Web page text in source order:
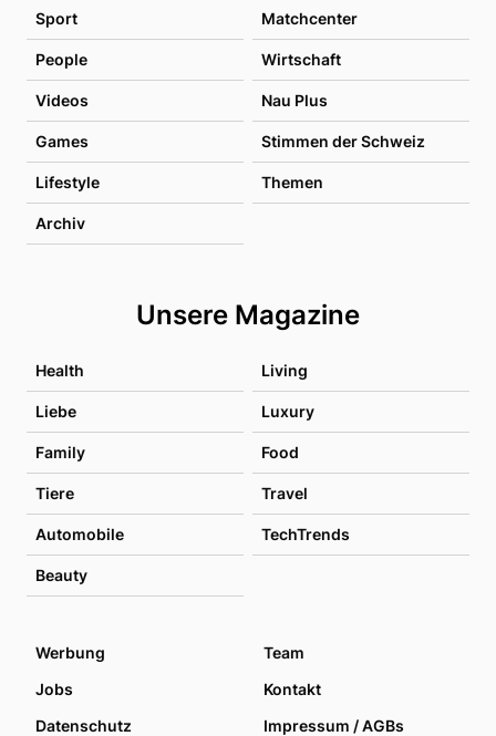
Sport Matchcenter
People Wirtschaft
Videos Nau Plus
Games Stimmen der Schweiz
Lifestyle Themen
Archiv
Unsere Magazine
Health Living
Liebe Luxury
Family Food
Tiere Travel
Automobile TechTrends
Beauty
Werbung
Team
Jobs
Kontakt
Datenschutz
Impressum / AGBs